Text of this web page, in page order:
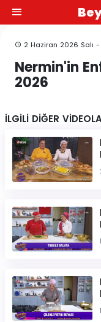
2 Haziran 2026 Salı -
Nermin'in
2026
İLGİLİ DİĞER